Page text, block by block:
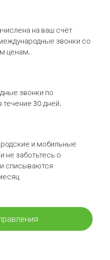
на ваш счёт
звонки со
ценам.
звонки по
30 дней.
и мобильные
не заботьтесь о
списываются